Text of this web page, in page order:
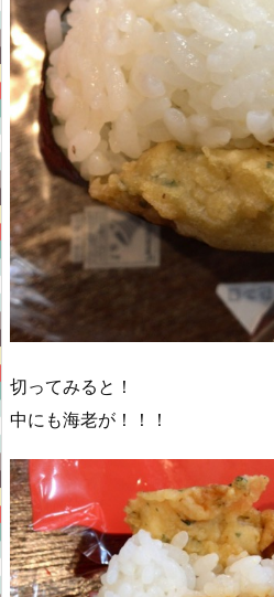
切ってみると！
中にも海老が！！！